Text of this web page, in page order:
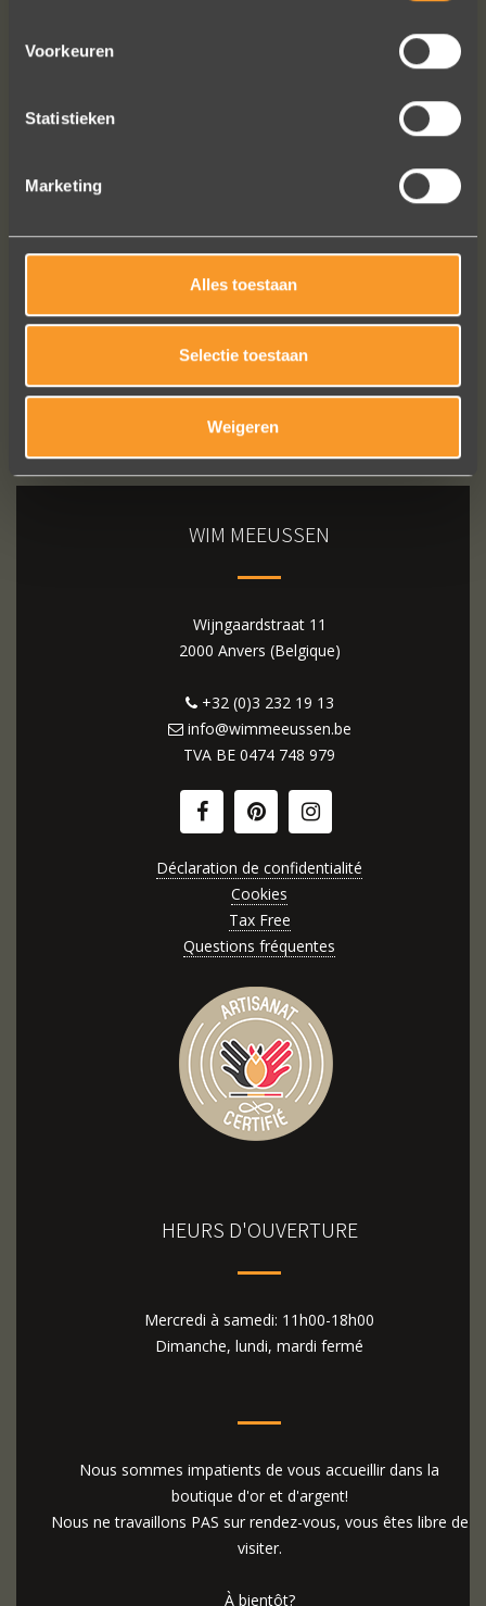
Voorkeuren
Statistieken
Marketing
Alles toestaan
Selectie toestaan
Weigeren
WIM MEEUSSEN
Wijngaardstraat 11
2000 Anvers (Belgique)
+32 (0)3 232 19 13
info@wimmeeussen.be
TVA BE 0474 748 979
Déclaration de confidentialité
Cookies
Tax Free
Questions fréquentes
HEURS D'OUVERTURE
Mercredi à samedi: 11h00-18h00
Dimanche, lundi, mardi fermé
Nous sommes impatients de vous accueillir dans la
boutique d'or et d'argent!
Nous ne travaillons PAS sur rendez-vous, vous êtes libre de
visiter.
À bientôt?